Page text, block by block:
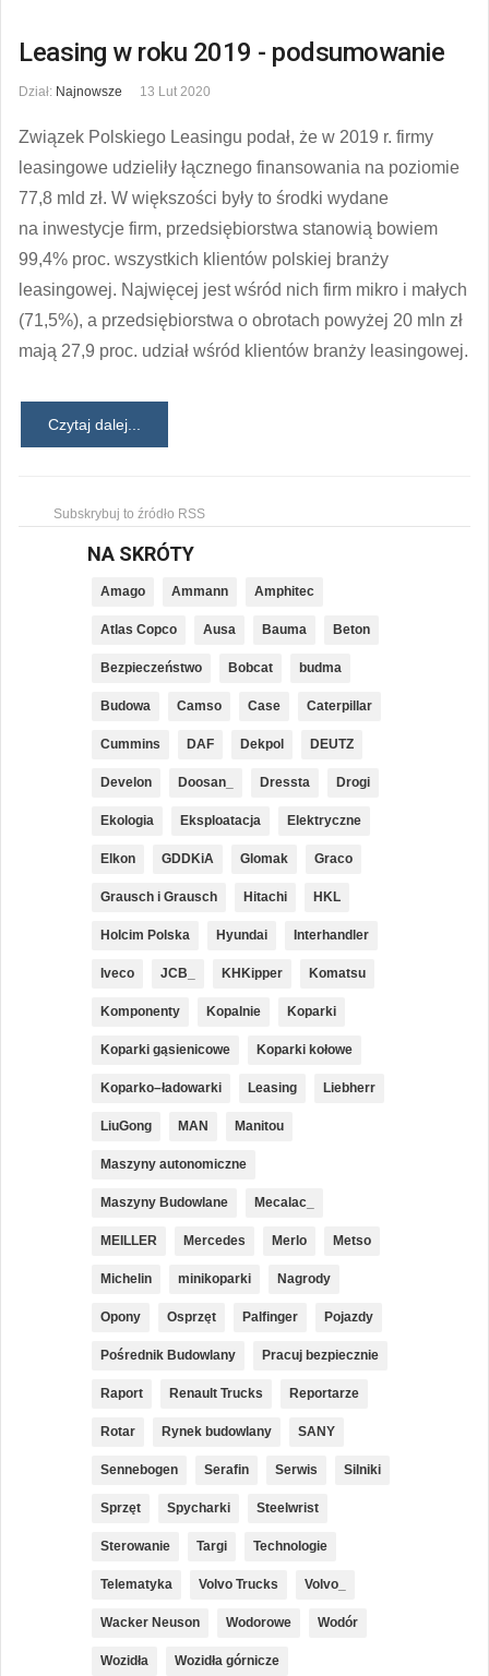
Leasing w roku 2019 - podsumowanie
Dział: Najnowsze 13 Lut 2020
Związek Polskiego Leasingu podał, że w 2019 r. firmy
leasingowe udzieliły łącznego finansowania na poziomie
77,8 mld zł. W większości były to środki wydane
na inwestycje firm, przedsiębiorstwa stanowią bowiem
99,4% proc. wszystkich klientów polskiej branży
leasingowej. Najwięcej jest wśród nich firm mikro i małych
(71,5%), a przedsiębiorstwa o obrotach powyżej 20 mln zł
mają 27,9 proc. udział wśród klientów branży leasingowej.
Czytaj dalej...
Subskrybuj to źródło RSS
NA SKRÓTY
Amago Ammann Amphitec
Atlas Copco Ausa Bauma Beton
Bezpieczeństwo Bobcat budma
Budowa Camso Case Caterpillar
Cummins DAF Dekpol DEUTZ
Develon Doosan_ Dressta Drogi
Ekologia Eksploatacja Elektryczne
Elkon GDDKiA Glomak Graco
Grausch i Grausch Hitachi HKL
Holcim Polska Hyundai Interhandler
Iveco JCB_ KHKipper Komatsu
Komponenty Kopalnie Koparki
Koparki gąsienicowe Koparki kołowe
Koparko–ładowarki Leasing Liebherr
LiuGong MAN Manitou
Maszyny autonomiczne
Maszyny Budowlane Mecalac_
MEILLER Mercedes Merlo Metso
Michelin minikoparki Nagrody
Opony Osprzęt Palfinger Pojazdy
Pośrednik Budowlany Pracuj bezpiecznie
Raport Renault Trucks Reportarze
Rotar Rynek budowlany SANY
Sennebogen Serafin Serwis Silniki
Sprzęt Spycharki Steelwrist
Sterowanie Targi Technologie
Telematyka Volvo Trucks Volvo_
Wacker Neuson Wodorowe Wodór
Wozidła Wozidła górnicze